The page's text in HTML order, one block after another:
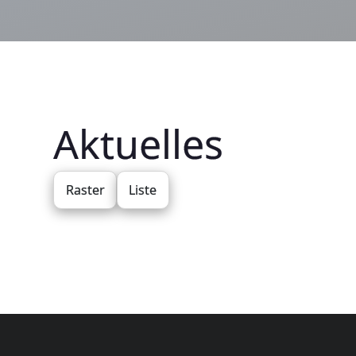
Aktuelles
Raster Liste